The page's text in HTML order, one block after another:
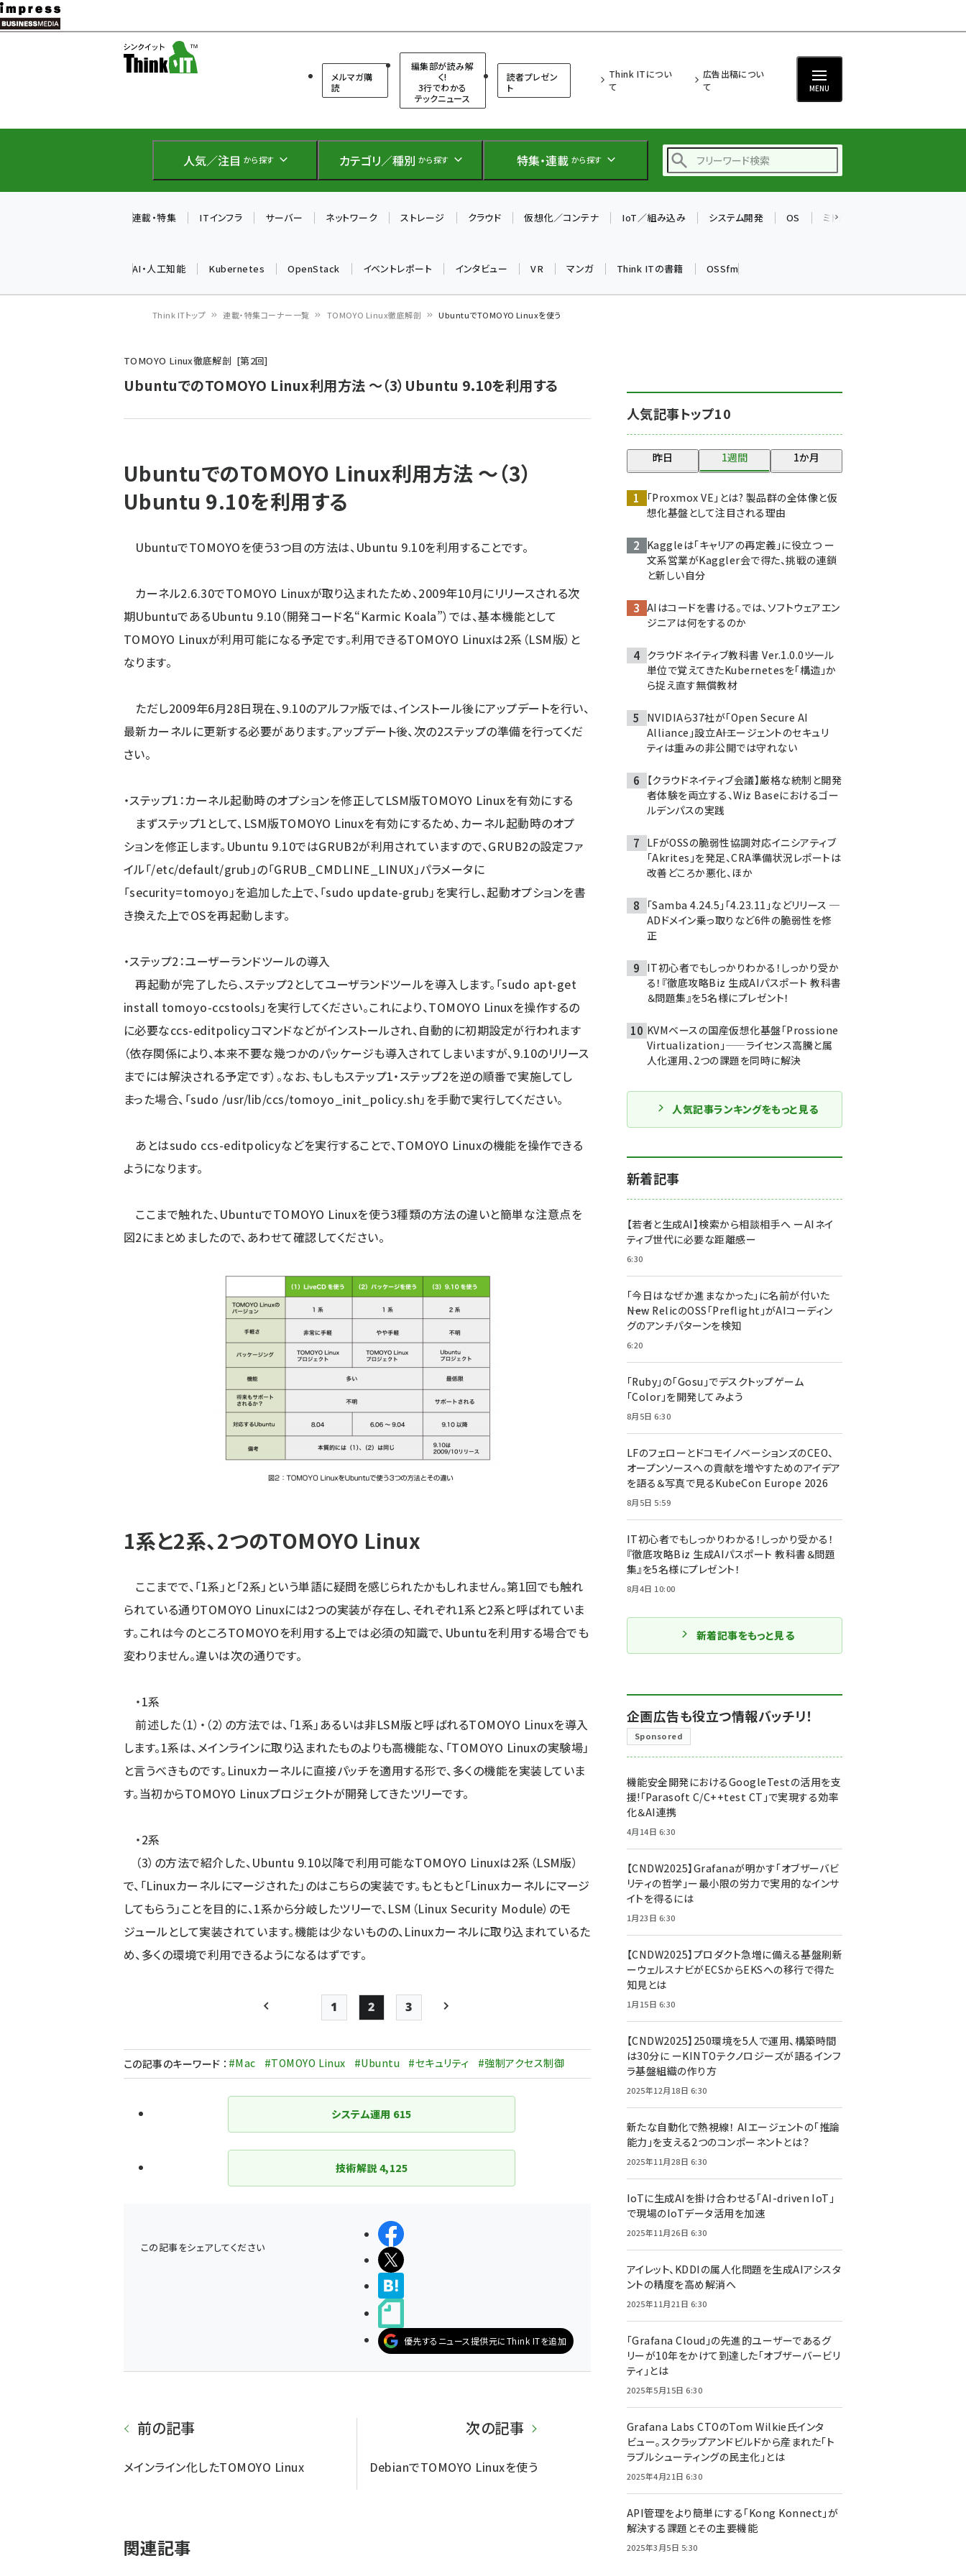
メ
イ
テ
に
メルマガ購
読
編集部が読み解
く!
3行でわかる
テックニュース
読者プレゼン
ト
Think ITについ
て
広告出稿につい
て
MENU
人気／注目 から探す カテゴリ／種別 から探す 特集・連載 から探す
仲間と築いた勝利の絆～
drupal (1929)
genai (1468)
abc123 (1341)
連載・特集 ITインフラ サーバー ネットワーク ストレージ クラウド 仮想化／コンテナ IoT／組み込み システム開発 OS ミドルウェア
AI・人工知能 Kubernetes OpenStack イベントレポート インタビュー VR マンガ Think ITの書籍 OSSfm
ン
く
ず
Think ITトップ 連載・特集コーナー一覧 TOMOYO Linux徹底解剖 UbuntuでTOMOYO Linuxを使う
TOMOYO Linux徹底解剖 第2回
UbuntuでのTOMOYO Linux利用方法 ～（3）Ubuntu 9.10を利用する
UbuntuでのTOMOYO Linux利用方法 ～（3）
Ubuntu 9.10を利用する
UbuntuでTOMOYOを使う3つ目の方法は、Ubuntu 9.10を利用することです。
カーネル2.6.30でTOMOYO Linuxが取り込まれたため、2009年10月にリリースされる次
期UbuntuであるUbuntu 9.10（開発コード名“Karmic Koala”）では、基本機能として
TOMOYO Linuxが利用可能になる予定です。利用できるTOMOYO Linuxは2系（LSM版）と
なります。
ただし2009年6月28日現在、9.10のアルファ版では、インストール後にアップデートを行い、
最新カーネルに更新する必要があります。アップデート後、次の2ステップの準備を行ってくだ
さい。
・ステップ1：カーネル起動時のオプションを修正してLSM版TOMOYO Linuxを有効にする
まずステップ1として、LSM版TOMOYO Linuxを有効にするため、カーネル起動時のオプ
ションを修正します。Ubuntu 9.10ではGRUB2が利用されていますので、GRUB2の設定ファ
イル「/etc/default/grub」の「GRUB_CMDLINE_LINUX」パラメータに
「security=tomoyo」を追加した上で、「sudo update-grub」を実行し、起動オプションを書
き換えた上でOSを再起動します。
・ステップ2：ユーザーランドツールの導入
再起動が完了したら、ステップ2としてユーザランドツールを導入します。「sudo apt-get
install tomoyo-ccstools」を実行してください。これにより、TOMOYO Linuxを操作するの
に必要なccs-editpolicyコマンドなどがインストールされ、自動的に初期設定が行われます
（依存関係により、本来不要な幾つかのパッケージも導入されてしまいますが、9.10のリリース
までには解決される予定です）。なお、もしもステップ1・ステップ2を逆の順番で実施してし
まった場合、「sudo /usr/lib/ccs/tomoyo_init_policy.sh」を手動で実行してください。
あとはsudo ccs-editpolicyなどを実行することで、TOMOYO Linuxの機能を操作できる
ようになります。
ここまで触れた、UbuntuでTOMOYO Linuxを使う3種類の方法の違いと簡単な注意点を
図2にまとめましたので、あわせて確認してください。
1系と2系、2つのTOMOYO Linux
ここまでで、「1系」と「2系」という単語に疑問を感じられたかもしれません。第1回でも触れ
られている通りTOMOYO Linuxには2つの実装が存在し、それぞれ1系と2系と呼ばれていま
す。これは今のところTOMOYOを利用する上では必須の知識で、Ubuntuを利用する場合でも
変わりません。違いは次の通りです。
・1系
前述した（1）・（2）の方法では、「1系」あるいは非LSM版と呼ばれるTOMOYO Linuxを導入
します。1系は、メインラインに取り込まれたものよりも高機能な、「TOMOYO Linuxの実験場」
と言うべきものです。Linuxカーネルに直接パッチを適用する形で、多くの機能を実装していま
す。当初からTOMOYO Linuxプロジェクトが開発してきたツリーです。
・2系
（3）の方法で紹介した、Ubuntu 9.10以降で利用可能なTOMOYO Linuxは2系（LSM版）
で、「Linuxカーネルにマージされた」のはこちらの実装です。もともと「Linuxカーネルにマージ
してもらう」ことを目的に、1系から分岐したツリーで、LSM（Linux Security Module）のモ
ジュールとして実装されています。機能は少ないものの、Linuxカーネルに取り込まれているた
め、多くの環境で利用できるようになるはずです。
ペー
ジ
送
り
Page
1
Page
2
Page
3
この記事のキーワード ： #Mac #TOMOYO Linux #Ubuntu #セキュリティ #強制アクセス制御
システム運用 615
技術解説 4,125
この記事をシェアしてください
シェアする
ポストする
優先するニュース提供元にThink ITを追加
前の記事
メインライン化したTOMOYO Linux
次の記事
DebianでTOMOYO Linuxを使う
関連記事
人気記事トップ10
昨日 1週間 1か月
「Proxmox VE」とは? 製品群の全体像と仮
想化基盤として注目される理由
Kaggleは「キャリアの再定義」に役立つ ー
文系営業がKaggler会で得た、挑戦の連鎖
と新しい自分
AIはコードを書ける。では、ソフトウェアエン
ジニアは何をするのか
クラウドネイティブ教科書 Ver.1.0.0――ツール
単位で覚えてきたKubernetesを「構造」か
ら捉え直す無償教材
NVIDIAら37社が「Open Secure AI
Alliance」設立――AIエージェントのセキュリ
ティは重みの非公開では守れない
【クラウドネイティブ会議】厳格な統制と開発
者体験を両立する、Wiz Baseにおけるゴー
ルデンパスの実践
LFがOSSの脆弱性協調対応イニシアティブ
「Akrites」を発足、CRA準備状況レポートは
改善どころか悪化、ほか
「Samba 4.24.5」「4.23.11」などリリース ─
ADドメイン乗っ取りなど6件の脆弱性を修
正
IT初心者でもしっかりわかる！しっかり受か
る！『徹底攻略Biz 生成AIパスポート 教科書
＆問題集』を5名様にプレゼント！
KVMベースの国産仮想化基盤「Prossione
Virtualization」——ライセンス高騰と属
人化運用、2つの課題を同時に解決
人気記事ランキングをもっと見る
新着記事
【若者と生成AI】検索から相談相手へ ーAIネイ
ティブ世代に必要な距離感ー
6:30
「今日はなぜか進まなかった」に名前が付いた
――New RelicのOSS「Preflight」がAIコーディン
グのアンチパターンを検知
6:20
「Ruby」の「Gosu」でデスクトップゲーム
「Color」を開発してみよう
8月5日 6:30
LFのフェローとドコモイノベーションズのCEO、
オープンソースへの貢献を増やすためのアイデア
を語る＆写真で見るKubeCon Europe 2026
8月5日 5:59
IT初心者でもしっかりわかる！しっかり受かる！
『徹底攻略Biz 生成AIパスポート 教科書＆問題
集』を5名様にプレゼント！
8月4日 10:00
新着記事をもっと見る
企画広告も役立つ情報バッチリ！
Sponsored
機能安全開発におけるGoogleTestの活用を支
援!「Parasoft C/C++test CT」で実現する効率
化＆AI連携
4月14日 6:30
【CNDW2025】Grafanaが明かす「オブザーバビ
リティの哲学」ー最小限の労力で実用的なインサ
イトを得るには
1月23日 6:30
【CNDW2025】プロダクト急増に備える基盤刷新
ーウェルスナビがECSからEKSへの移行で得た
知見とは
1月15日 6:30
【CNDW2025】250環境を5人で運用、構築時間
は30分に ーKINTOテクノロジーズが語るインフ
ラ基盤組織の作り方
2025年12月18日 6:30
新たな自動化で熱視線！ AIエージェントの「推論
能力」を支える2つのコンポーネントとは？
2025年11月28日 6:30
IoTに生成AIを掛け合わせる「AI-driven IoT」
で現場のIoTデータ活用を加速
2025年11月26日 6:30
アイレット、KDDIの属人化問題を生成AIアシスタ
ントの精度を高め解消へ
2025年11月21日 6:30
「Grafana Cloud」の先進的ユーザーであるグ
リーが10年をかけて到達した「オブザーバービリ
ティ」とは
2025年5月15日 6:30
Grafana Labs CTOのTom Wilkie氏インタ
ビュー。スクラップアンドビルドから産まれた「ト
ラブルシューティングの民主化」とは
2025年4月21日 6:30
API管理をより簡単にする「Kong Konnect」が
解決する課題とその主要機能
2025年3月5日 5:30